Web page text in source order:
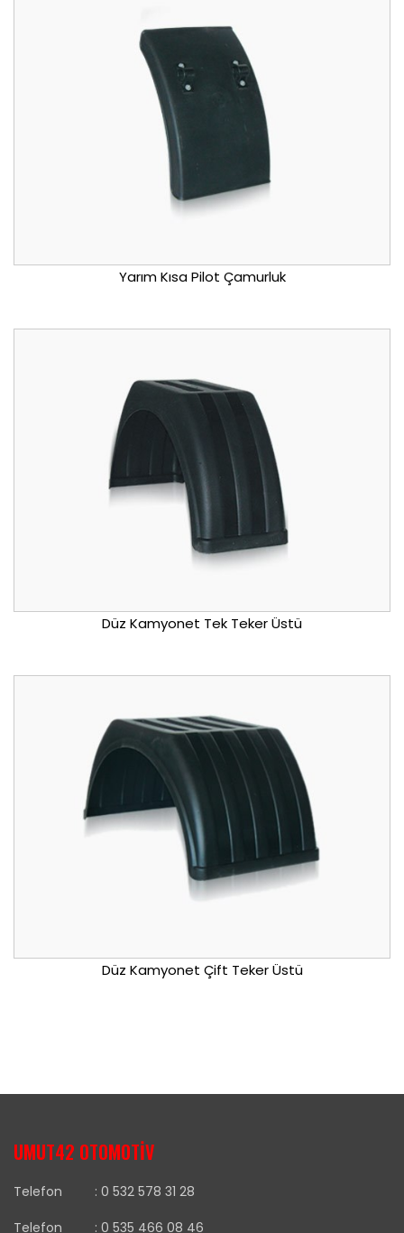
Yarım Kısa Pilot Çamurluk
Düz Kamyonet Tek Teker Üstü
Düz Kamyonet Çift Teker Üstü
UMUT42 OTOMOTİV
Telefon : 0 532 578 31 28
Telefon : 0 535 466 08 46